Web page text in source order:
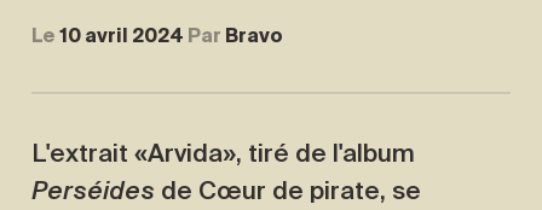
Le 10 avril 2024 Par Bravo
L'extrait «Arvida», tiré de l'album
Perséides de Cœur de pirate, se